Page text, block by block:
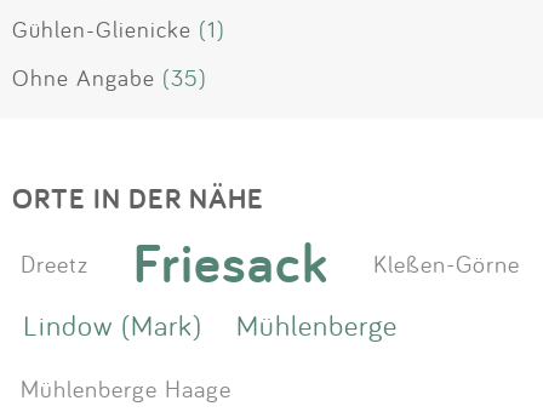
Gühlen-Glienicke (1)
Ohne Angabe (35)
ORTE IN DER NÄHE
Dreetz Friesack Kleßen-Görne
Lindow (Mark) Mühlenberge
Mühlenberge Haage